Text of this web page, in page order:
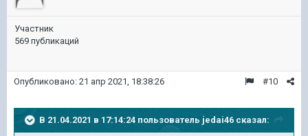
Участник
569 публикаций
#10
Опубликовано: 21 апр 2021, 18:38:26
В 21.04.2021 в 17:14:24 пользователь jedai46 сказал: